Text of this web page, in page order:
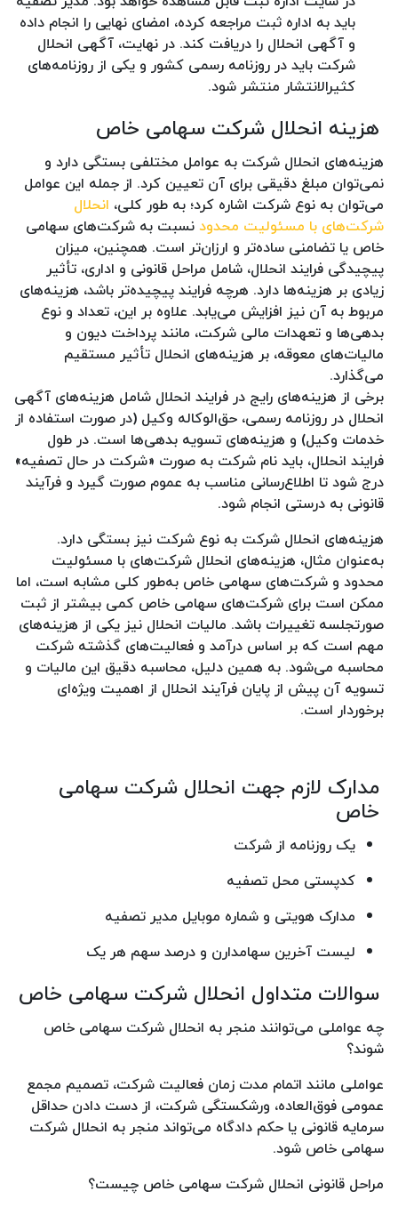
باید به اداره ثبت مراجعه کرده، امضای نهایی را انجام داده
و آگهی انحلال را دریافت کند. در نهایت، آگهی انحلال
شرکت باید در روزنامه رسمی کشور و یکی از روزنامه‌های
کثیرالانتشار منتشر شود.
هزینه انحلال شرکت سهامی خاص
هزینه‌های انحلال شرکت به عوامل مختلفی بستگی دارد و
نمی‌توان مبلغ دقیقی برای آن تعیین کرد. از جمله این عوامل
می‌توان به نوع شرکت اشاره کرد؛ به طور کلی، انحلال
شرکت‌های با مسئولیت محدودنسبت به شرکت‌های سهامی
خاص یا تضامنی ساده‌تر و ارزان‌تر است. همچنین، میزان
پیچیدگی فرایند انحلال، شامل مراحل قانونی و اداری، تأثیر
زیادی بر هزینه‌ها دارد. هرچه فرایند پیچیده‌تر باشد، هزینه‌های
مربوط به آن نیز افزایش می‌یابد. علاوه بر این، تعداد و نوع
بدهی‌ها و تعهدات مالی شرکت، مانند پرداخت دیون و
مالیات‌های معوقه، بر هزینه‌های انحلال تأثیر مستقیم
می‌گذارد.
برخی از هزینه‌های رایج در فرایند انحلال شامل هزینه‌های آگهی
انحلال در روزنامه رسمی، حق‌الوکاله وکیل (در صورت استفاده از
خدمات وکیل) و هزینه‌های تسویه بدهی‌ها است. در طول
فرایند انحلال، باید نام شرکت به صورت «شرکت در حال تصفیه»
درج شود تا اطلاع‌رسانی مناسب به عموم صورت گیرد و فرآیند
قانونی به درستی انجام شود.
هزینه‌های انحلال شرکت به نوع شرکت نیز بستگی دارد.
به‌عنوان مثال، هزینه‌های انحلال شرکت‌های با مسئولیت
محدود و شرکت‌های سهامی خاص به‌طور کلی مشابه است، اما
ممکن است برای شرکت‌های سهامی خاص کمی بیشتر از ثبت
صورتجلسه تغییرات باشد. مالیات انحلال نیز یکی از هزینه‌های
مهم است که بر اساس درآمد و فعالیت‌های گذشته شرکت
محاسبه می‌شود. به همین دلیل، محاسبه دقیق این مالیات و
تسویه آن پیش از پایان فرآیند انحلال از اهمیت ویژه‌ای
برخوردار است.
مدارک لازم جهت انحلال شرکت سهامی
خاص
یک روزنامه از شرکت
کدپستی محل تصفیه
مدارک هویتی و شماره موبایل مدیر تصفیه
لیست آخرین سهامدارن و درصد سهم هر یک
سوالات متداول انحلال شرکت سهامی خاص
چه عواملی می‌توانند منجر به انحلال شرکت سهامی خاص
شوند؟
عواملی مانند اتمام مدت زمان فعالیت شرکت، تصمیم مجمع
عمومی فوق‌العاده، ورشکستگی شرکت، از دست دادن حداقل
سرمایه قانونی یا حکم دادگاه می‌تواند منجر به انحلال شرکت
سهامی خاص شود.
مراحل قانونی انحلال شرکت سهامی خاص چیست؟